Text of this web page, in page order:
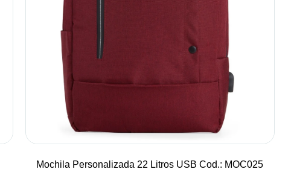
Mochila Personalizada 22 Litros USB Cod.: MOC025